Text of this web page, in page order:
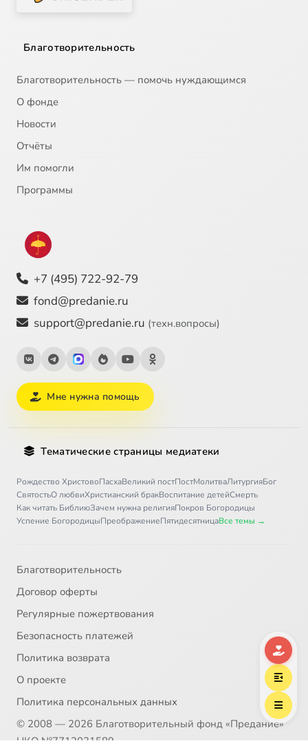
Благотворительность
Благотворительность — помочь нуждающимся
О фонде
Новости
Отчёты
Им помогли
Программы
+7 (495) 722-92-79
fond@predanie.ru
support@predanie.ru (техн.вопросы)
Мне нужна помощь
Тематические страницы медиатеки
Рождество ХристовоПасхаВеликий постПостМолитваЛитургияБог
СвятостьО любвиХристианский бракВоспитание детейСмерть
Как читать БиблиюЗачем нужна религияПокров Богородицы
Успение БогородицыПреображениеПятидесятницаВсе темы →
Благотворительность
Договор оферты
Регулярные пожертвования
Безопасность платежей
Политика возврата
О проекте
Политика персональных данных
© 2008 — 2026 Благотворительный фонд «Предание»